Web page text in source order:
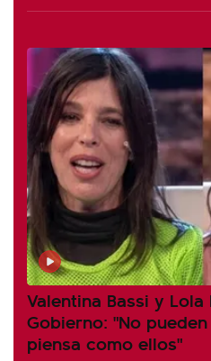
Valentina Bassi y
Gobierno: "No
piensa como ellos"